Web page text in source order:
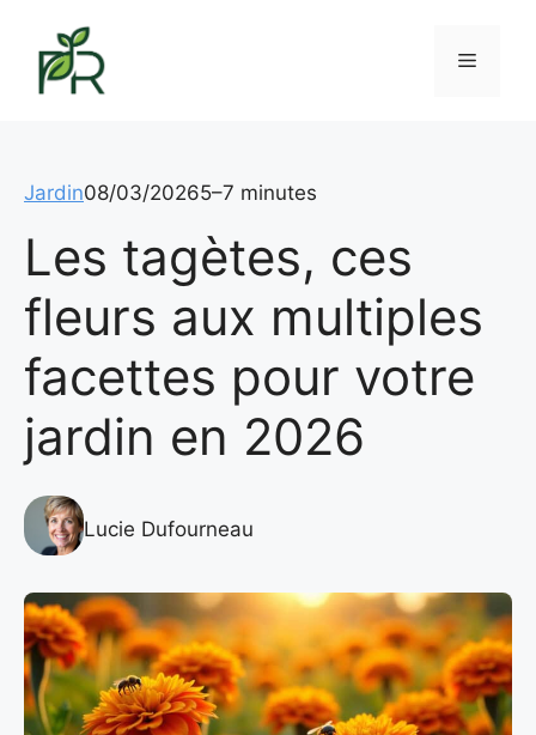
contenu
Menu
Jardin08/03/20265–7 minutes
Les tagètes, ces
fleurs aux multiples
facettes pour votre
jardin en 2026
Lucie Dufourneau